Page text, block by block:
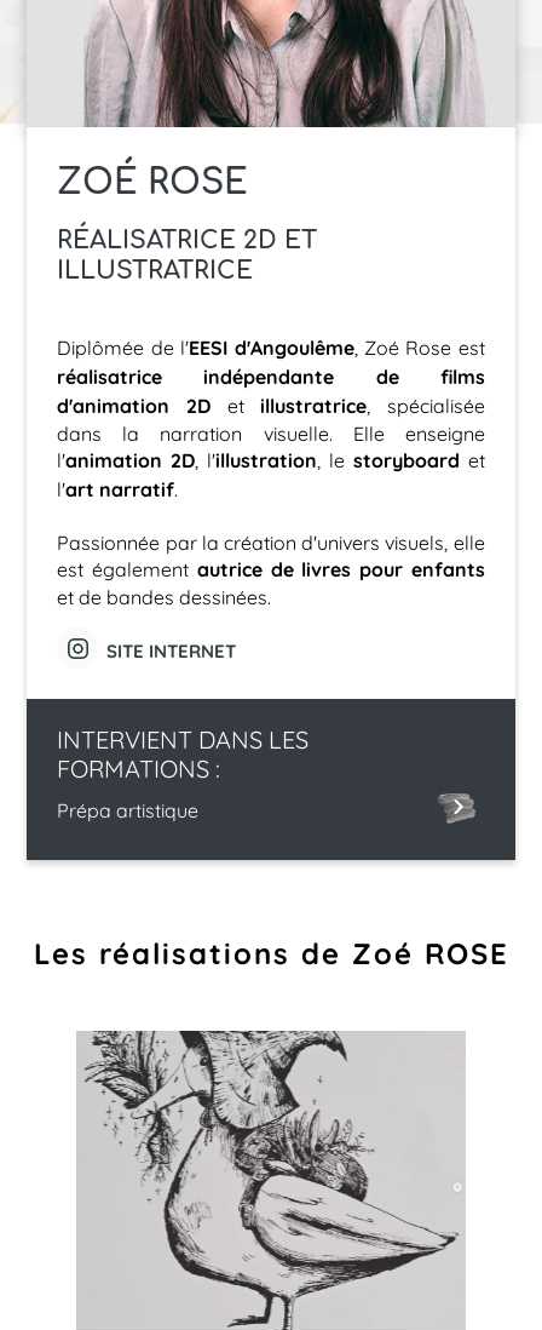
ZOÉ ROSE
RÉALISATRICE 2D ET
ILLUSTRATRICE
Diplômée de l'EESI d'Angoulême, Zoé Rose est
réalisatrice indépendante de films
d'animation 2Detillustratrice , spécialisée
dans la narration visuelle. Elle enseigne
l'animation 2D , l'illustration , le storyboard et
l'art narratif
Passionnée par la création d'univers visuels, elle
est également autrice de livres pour enfants
et de bandes dessinées.
SITE INTERNET
INTERVIENT DANS LES
FORMATIONS :
Prépa artistique
Les réalisations de Zoé ROSE